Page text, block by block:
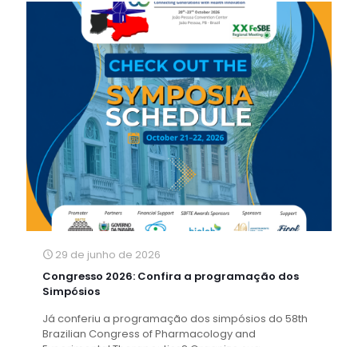
29 de junho de 2026
Congresso 2026: Confira a programação dos
Simpósios
Já conferiu a programação dos simpósios do 58th
Brazilian Congress of Pharmacology and